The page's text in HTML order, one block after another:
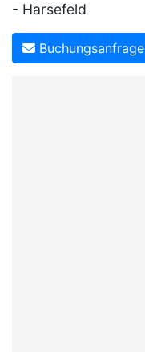
- Harsefeld
Buchungsanfrage